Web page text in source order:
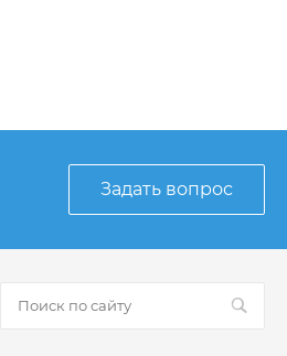
Задать вопрос